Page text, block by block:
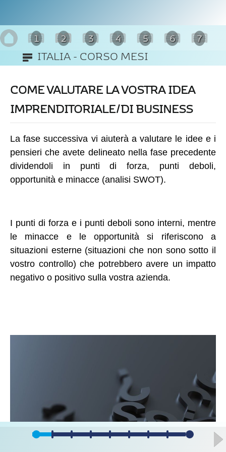
1 2 3 4 5 6
7
ITALIA - CORSO MESI
COME VALUTARE LA VOSTRA IDEA
IMPRENDITORIALE/DI BUSINESS
La fase successiva vi aiuterà a valutare le idee e i
pensieri che avete delineato nella fase precedente
dividendoli in punti di forza, punti deboli,
opportunità e minacce (analisi SWOT).
I punti di forza e i punti deboli sono interni, mentre
le minacce e le opportunità si riferiscono a
situazioni esterne (situazioni che non sono sotto il
vostro controllo) che potrebbero avere un impatto
negativo o positivo sulla vostra azienda.